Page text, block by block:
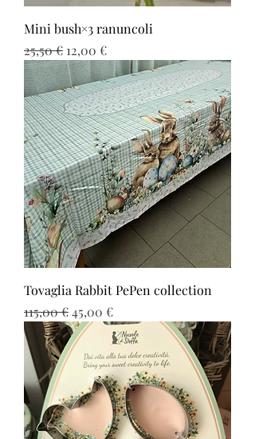
Mini bush×3 ranuncoli
Prezzo regolare
25,50 € Prezzo scontato
12,00 €
Tovaglia Rabbit PePen collection
Prezzo regolare
115,00 €Prezzo scontato
45,00 €